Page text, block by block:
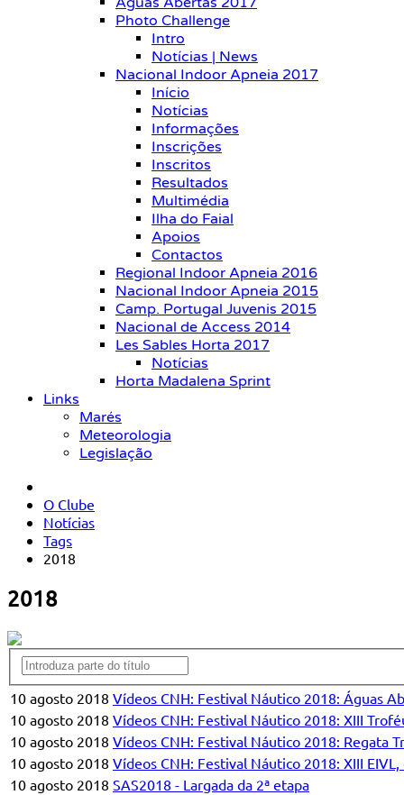
Photo Challenge
Intro
Notícias | News
Nacional Indoor Apneia 2017
Início
Notícias
Informações
Inscrições
Inscritos
Resultados
Multimédia
Ilha do Faial
Apoios
Contactos
Regional Indoor Apneia 2016
Nacional Indoor Apneia 2015
Camp. Portugal Juvenis 2015
Nacional de Access 2014
Les Sables Horta 2017
Notícias
Horta Madalena Sprint
Links
Marés
Meteorologia
Legislação
O Clube
Notícias
Tags
2018
2018
10 agosto 2018 Vídeos CNH: Festival Náutico 2018: Águas
10 agosto 2018 Vídeos CNH: Festival Náutico 2018: XIII
10 agosto 2018 Vídeos CNH: Festival Náutico 2018: Regata
10 agosto 2018 Vídeos CNH: Festival Náutico 2018: XIII EIVL,
10 agosto 2018 SAS2018 - Largada da 2ª etapa